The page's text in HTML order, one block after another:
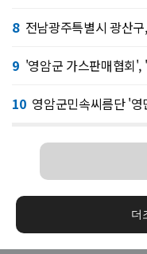
8 전남광주특별시 광산
9 '영암군 가스판매협회
10 영암군민속씨름단 '
더